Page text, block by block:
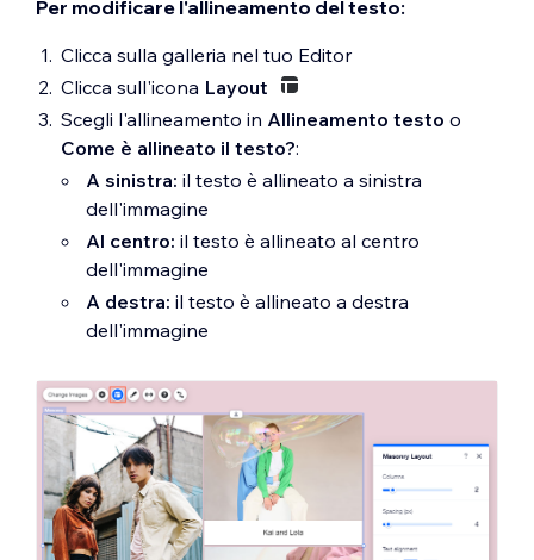
Per modificare l'allineamento del testo:
Clicca sulla galleria nel tuo Editor
Clicca sull'icona Layout
Scegli l'allineamento in Allineamento testo o
Come è allineato il testo?:
A sinistra: il testo è allineato a sinistra
dell'immagine
Al centro: il testo è allineato al centro
dell'immagine
A destra: il testo è allineato a destra
dell'immagine